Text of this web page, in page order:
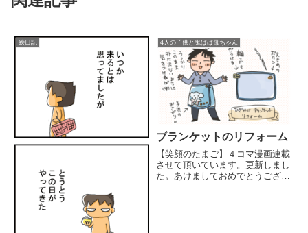
絵日記 4人の子供と鬼ばば母ちゃん
ブランケットのリフォーム
【笑顔のたまご】４コマ漫画連載
させて頂いています。更新しまし
た。あけましておめでとうござい